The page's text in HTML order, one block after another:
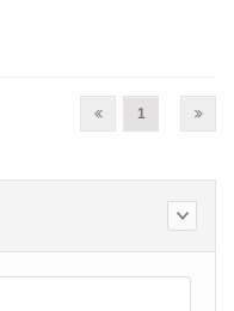
1